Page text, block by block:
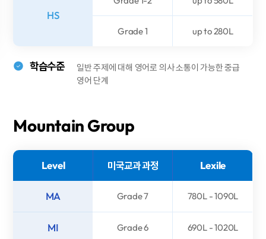
HS
Grade 1 up to 280L
학습수준
일반 주제에 대해 영어로 의사 소통이 가능한 중급
영어 단계
Mountain Group
Level 미국교과 과정 Lexile
MA Grade 7 780L - 1090L
MI Grade 6 690L - 1020L